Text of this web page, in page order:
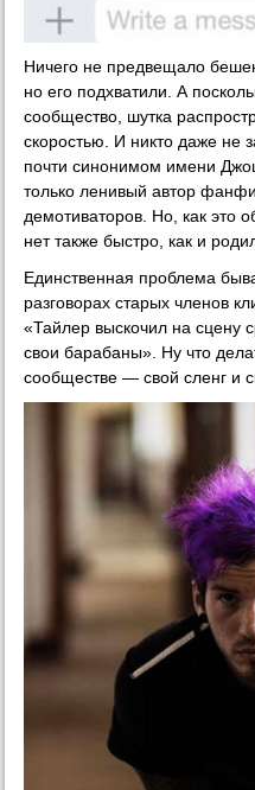
Ничего не предвещало
но его подхватили. А
сообщество, шутка
скоростью. И никто даже не
почти синонимом имени
только ленивый автор
демотиваторов. Но, как это
нет также быстро, как и
Единственная проблема
разговорах старых членов
«Тайлер выскочил на сцену
свои барабаны». Ну что
сообществе — свой сленг и